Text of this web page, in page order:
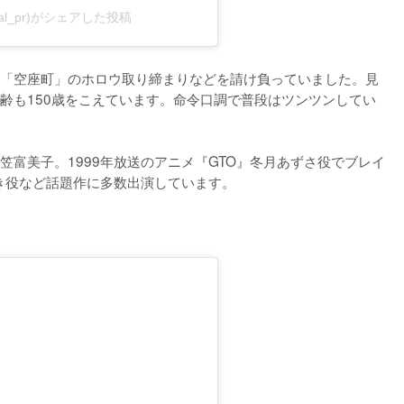
がシェアした投稿
空座町」のホロウ取り締まりなどを請け負っていました。見
も150歳をこえています。命令口調で普段はツンツンしてい
富美子。1999年放送のアニメ『GTO』冬月あずさ役でブレイ
など話題作に多数出演しています。